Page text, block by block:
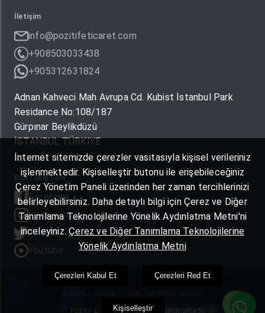
İletişim
info@pozitifeticaret.com
+908503033438
+905312631824
Adnan Kahveci Mah Avrupa Cd. Kubist İstanbul Park
Residance No:108/187
Gürpınar Beylikdüzü
İSTANBUL TÜRKIYE
Bizi Takip Edin
Facebook
Instagram
Twitter
Youtube
Pozitif E-Ticaret Yazılımı Kullanmaktadır
İnternet sitemizde çerezler vasıtasıyla kişisel verileriniz
işlenmektedir. Kişiselleştir butonu ile erişebileceğiniz
Çerez Yönetim Paneli üzerinden her zaman tercihlerinizi
belirleyebilirsiniz. Daha detaylı bilgi için Çerez ve Diğer
Tanımlama Teknolojilerine Yönelik Aydınlatma Metni'ni
inceleyiniz.Çerez ve Diğer Tanımlama Teknolojilerine
Yönelik Aydınlatma Metni
Çerezleri Kabul Et Çerezleri Red Et
Kişiselleştir